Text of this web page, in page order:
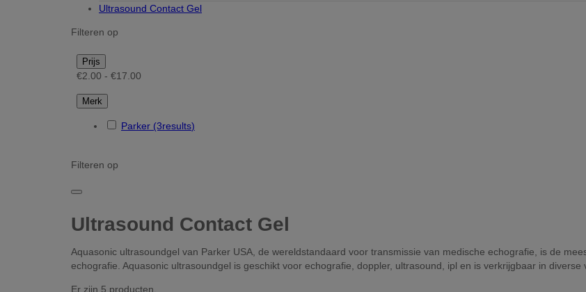
Ultrasound Contact Gel
Filteren op
Prijs
€2.00 - €17.00
Merk
Parker (3results)
Filteren op
Ultrasound Contact Gel
Aquasonic ultrasoundgel van Parker USA, de wereldstandaard voor transmissie van medische echografie, is de
echografie. Aquasonic ultrasoundgel is geschikt voor echografie, doppler, ultrasound, ipl en is verkrijgbaar in diverse
Er zijn 5 producten.